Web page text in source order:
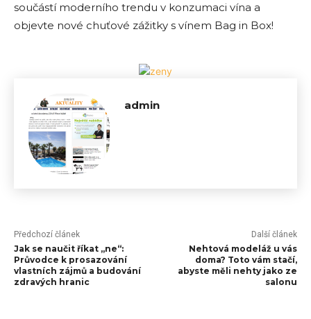
součástí moderního trendu v konzumaci vína a
objevte nové chuťové zážitky s vínem Bag in Box!
admin
Předchozí článek
Jak se naučit říkat „ne“:
Průvodce k prosazování
vlastních zájmů a budování
zdravých hranic
Další článek
Nehtová modeláž u vás
doma? Toto vám stačí,
abyste měli nehty jako ze
salonu